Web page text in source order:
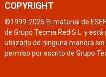
COPYRIGHT
©1999-2025 El material de
de Grupo Tecma Red S.L. y
utilizarlo de ninguna manera
permiso por escrito de Grupo